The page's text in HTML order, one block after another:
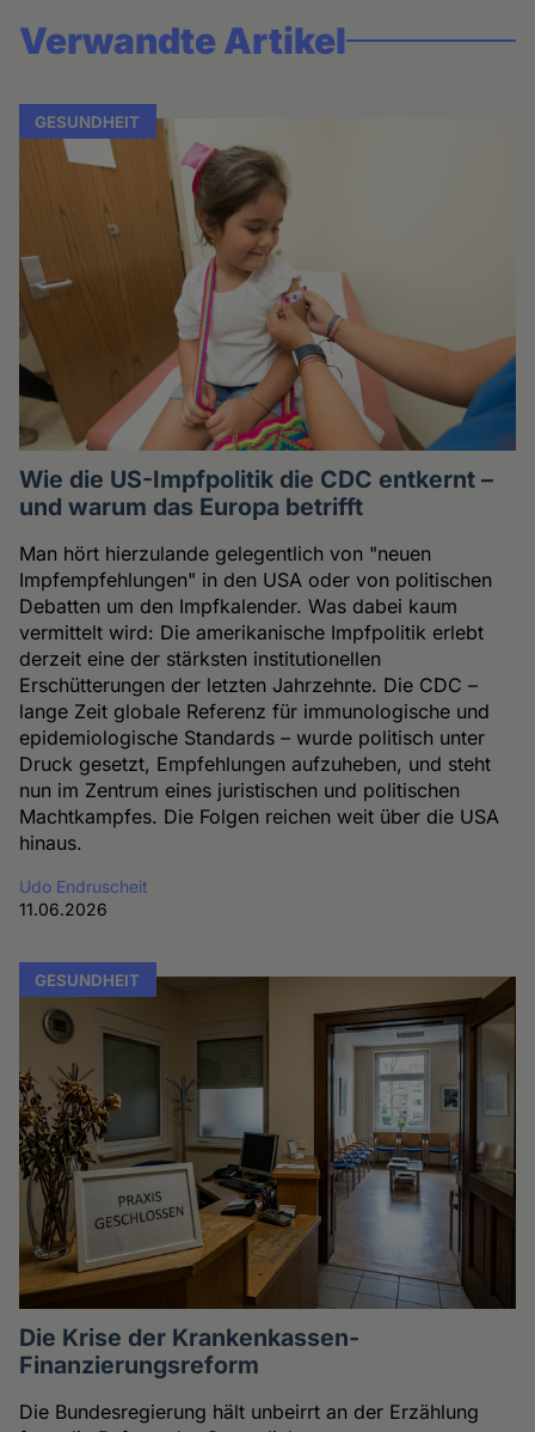
Verwandte Artikel
GESUNDHEIT
Wie die US-Impfpolitik die CDC entkernt –
und warum das Europa betrifft
Man hört hierzulande gelegentlich von "neuen
Impfempfehlungen" in den USA oder von politischen
Debatten um den Impfkalender. Was dabei kaum
vermittelt wird: Die amerikanische Impfpolitik erlebt
derzeit eine der stärksten institutionellen
Erschütterungen der letzten Jahrzehnte. Die CDC –
lange Zeit globale Referenz für immunologische und
epidemiologische Standards – wurde politisch unter
Druck gesetzt, Empfehlungen aufzuheben, und steht
nun im Zentrum eines juristischen und politischen
Machtkampfes. Die Folgen reichen weit über die USA
hinaus.
Udo Endruscheit
11.06.2026
GESUNDHEIT
Die Krise der Krankenkassen-
Finanzierungsreform
Die Bundesregierung hält unbeirrt an der Erzählung